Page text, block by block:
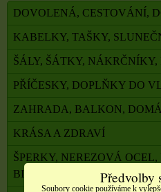
DOVOLENÁ, CESTOVÁNÍ,
KABELKY, TAŠKY,
ŠÁLY, ŠÁTKY, NÁKRČNÍKY,
PŘÍČESKY, DOPLŇKY DO
ZAHRADA, BALKON,
KRÁSA A ZDRAVÍ
ŠPERKY, NEREZOVÁ
BIŽUTERIE
Předvolby
Soubory cookie používáme k